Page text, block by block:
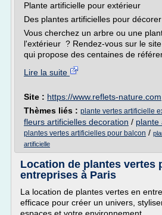
Plante artificielle pour extérieur
Des plantes artificielles pour
Vous cherchez un arbre ou une
l'extérieur ? Rendez-vous sur le
qui propose des centaines de
Lire la suite
Site : https://www.reflets-nature.com
Thèmes liés : plante vertes artificielle
fleurs artificielles decoration / plante
plantes vertes artificielles pour balcon /
artificielle
Location de plantes vertes
entreprises à Paris
La location de plantes vertes en
efficace pour créer un univers,